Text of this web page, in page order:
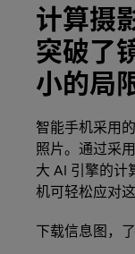
计算摄
突破了
小的局
智能手机采用
照片。通过采
大 AI 引擎的计
机可轻松应对这
下载信息图，